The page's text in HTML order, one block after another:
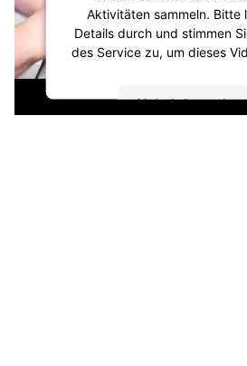
Aktivitäten sammeln. Bitte
Details durch und stimmen
des Service zu, um dieses
Mehr